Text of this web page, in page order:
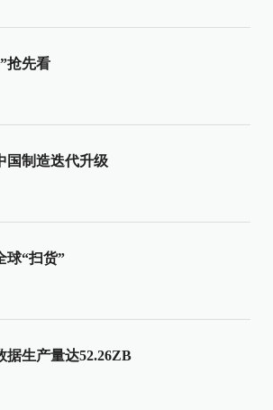
抢先看
国制造迭代升级
球“扫货”
据生产量达52.26ZB